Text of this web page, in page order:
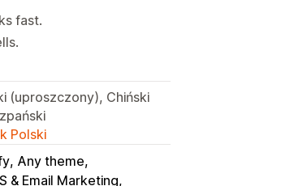
fast.
(uproszczony), Chiński
Polski
Any theme
& Email Marketing